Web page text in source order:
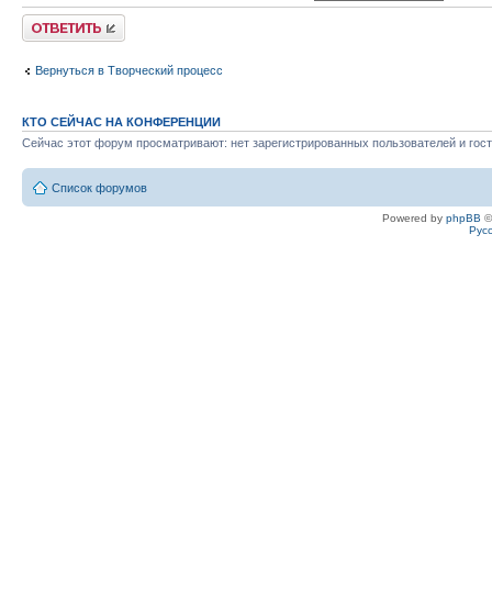
Ответить
Вернуться в Творческий процесс
КТО СЕЙЧАС НА КОНФЕРЕНЦИИ
Сейчас этот форум просматривают: нет зарегистрированных пользователей и
Список форумов
Powered by phpBB